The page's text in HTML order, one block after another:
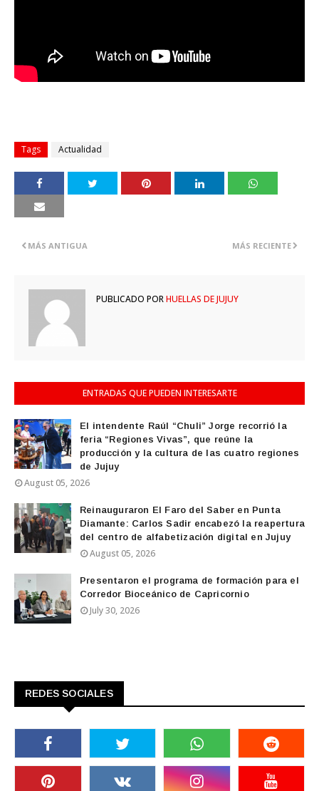
Tags Actualidad
MÁS RECIENTE
MÁS ANTIGUA
PUBLICADO PORHUELLAS DE JUJUY
ENTRADAS QUE PUEDEN INTERESARTE
El intendente Raúl “Chuli” Jorge recorrió la
feria “Regiones Vivas”, que reúne la
producción y la cultura de las cuatro regiones
de Jujuy
August 05, 2026
Reinauguraron El Faro del Saber en Punta
Diamante: Carlos Sadir encabezó la reapertura
del centro de alfabetización digital en Jujuy
August 05, 2026
Presentaron el programa de formación para el
Corredor Bioceánico de Capricornio
July 30, 2026
REDES SOCIALES